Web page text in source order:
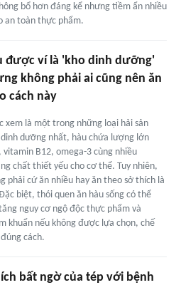
bổ hơn đáng kể nhưng tiềm ẩn nhiều
an toàn thực phẩm.
được ví là 'kho dinh dưỡng'
không phải ai cũng nên ăn
cách này
xem là một trong những loại hải sản
dưỡng nhất, hàu chứa lượng lớn
vitamin B12, omega-3 cùng nhiều
chất thiết yếu cho cơ thể. Tuy nhiên,
phải cứ ăn nhiều hay ăn theo sở thích là
biệt, thói quen ăn hàu sống có thể
nguy cơ ngộ độc thực phẩm và
khuẩn nếu không được lựa chọn, chế
cách.
ích bất ngờ của tép với bệnh